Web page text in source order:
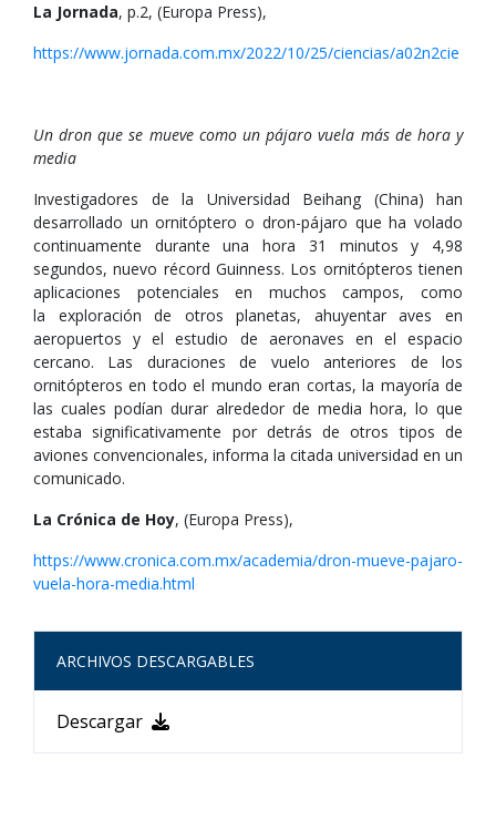
La Jornada, p.2, (Europa Press),
https://www.jornada.com.mx/2022/10/25/ciencias/a02n2cie
Un dron que se mueve como un pájaro vuela más de hora y
media
Investigadores de la Universidad Beihang (China) han
desarrollado un ornitóptero o dron-pájaro que ha volado
continuamente durante una hora 31 minutos y 4,98
segundos, nuevo récord Guinness. Los ornitópteros tienen
aplicaciones potenciales en muchos campos, como
la exploración de otros planetas, ahuyentar aves en
aeropuertos y el estudio de aeronaves en el espacio
cercano. Las duraciones de vuelo anteriores de los
ornitópteros en todo el mundo eran cortas, la mayoría de
las cuales podían durar alrededor de media hora, lo que
estaba significativamente por detrás de otros tipos de
aviones convencionales, informa la citada universidad en un
comunicado.
La Crónica de Hoy, (Europa Press),
https://www.cronica.com.mx/academia/dron-mueve-pajaro-
vuela-hora-media.html
ARCHIVOS DESCARGABLES
Descargar